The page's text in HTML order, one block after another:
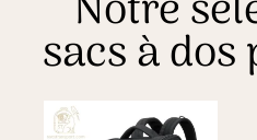
sacs à